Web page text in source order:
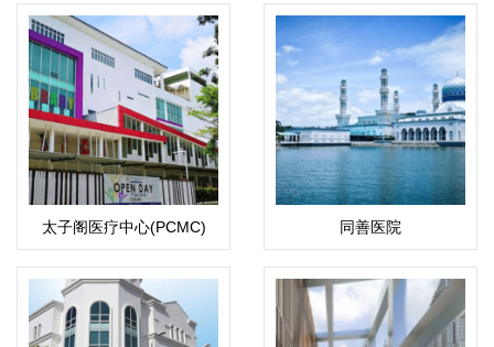
太子阁医疗中心(PCMC) 同善医院